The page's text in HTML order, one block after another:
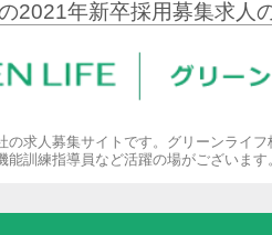
2021年新卒採用募集求人
の求人募集サイトです。グリーンライ
能訓練指導員など活躍の場がございま